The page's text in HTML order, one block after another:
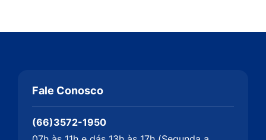
Fale Conosco
(66)3572-1950